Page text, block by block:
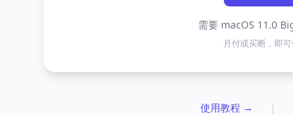
需要 macOS 11.0
月付或买断，即
使用教程 → |